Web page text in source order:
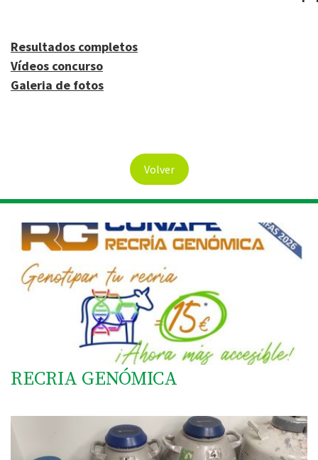
Resultados completos
Vídeos concurso
Galeria de fotos
Volver
RECRIA GENÓMICA